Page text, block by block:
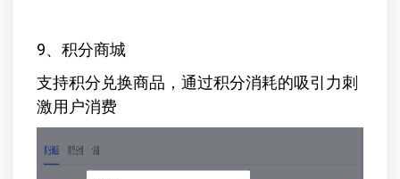
9、积分商城
支持积分兑换商品，通过积分消耗的吸引力刺
激用户消费